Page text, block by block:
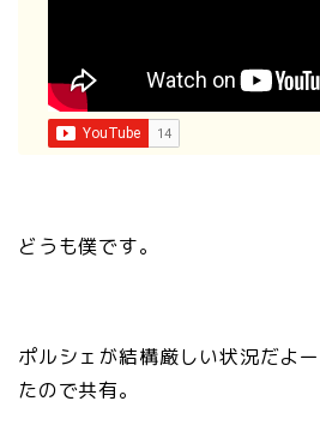
どうも僕です。
ポルシェが結構厳しい状況だよ
たので共有。